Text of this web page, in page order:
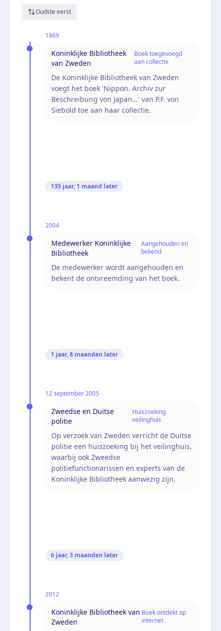
Oudste eerst
1869
Koninklijke Bibliotheek
van Zweden
Boek toegevoegd
aan collectie
De Koninklijke Bibliotheek van Zweden
voegt het boek 'Nippon. Archiv zur
Beschreibung von Japan...' van P.F. von
Siebold toe aan haar collectie.
135 jaar, 1 maand later
2004
Medewerker Koninklijke
Bibliotheek
Aangehouden en
bekend
De medewerker wordt aangehouden en
bekent de ontvreemding van het boek.
1 jaar, 8 maanden later
12 september 2005
Zweedse en Duitse
politie
Huiszoeking
veilinghuis
Op verzoek van Zweden verricht de Duitse
politie een huiszoeking bij het veilinghuis,
waarbij ook Zweedse
politiefunctionarissen en experts van de
Koninklijke Bibliotheek aanwezig zijn.
6 jaar, 3 maanden later
2012
Koninklijke Bibliotheek van
Zweden
Boek ontdekt op
internet